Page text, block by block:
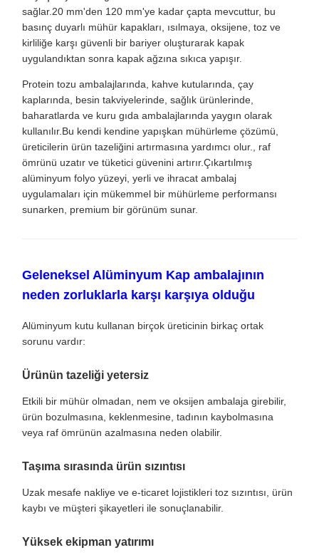
sağlar.20 mm'den 120 mm'ye kadar çapta mevcuttur, bu
basınç duyarlı mühür kapakları, ısılmaya, oksijene, toz ve
kirliliğe karşı güvenli bir bariyer oluşturarak kapak
uygulandıktan sonra kapak ağzına sıkıca yapışır.
Protein tozu ambalajlarında, kahve kutularında, çay
kaplarında, besin takviyelerinde, sağlık ürünlerinde,
baharatlarda ve kuru gıda ambalajlarında yaygın olarak
kullanılır.Bu kendi kendine yapışkan mühürleme çözümü,
üreticilerin ürün tazeliğini artırmasına yardımcı olur., raf
ömrünü uzatır ve tüketici güvenini artırır.Çıkartılmış
alüminyum folyo yüzeyi, yerli ve ihracat ambalaj
uygulamaları için mükemmel bir mühürleme performansı
sunarken, premium bir görünüm sunar.
Geleneksel Alüminyum Kap ambalajının
neden zorluklarla karşı karşıya olduğu
Alüminyum kutu kullanan birçok üreticinin birkaç ortak
sorunu vardır:
Ürünün tazeliği yetersiz
Etkili bir mühür olmadan, nem ve oksijen ambalaja girebilir,
ürün bozulmasına, keklenmesine, tadının kaybolmasına
veya raf ömrünün azalmasına neden olabilir.
Taşıma sırasında ürün sızıntısı
Uzak mesafe nakliye ve e-ticaret lojistikleri toz sızıntısı, ürün
kaybı ve müşteri şikayetleri ile sonuçlanabilir.
Yüksek ekipman yatırımı